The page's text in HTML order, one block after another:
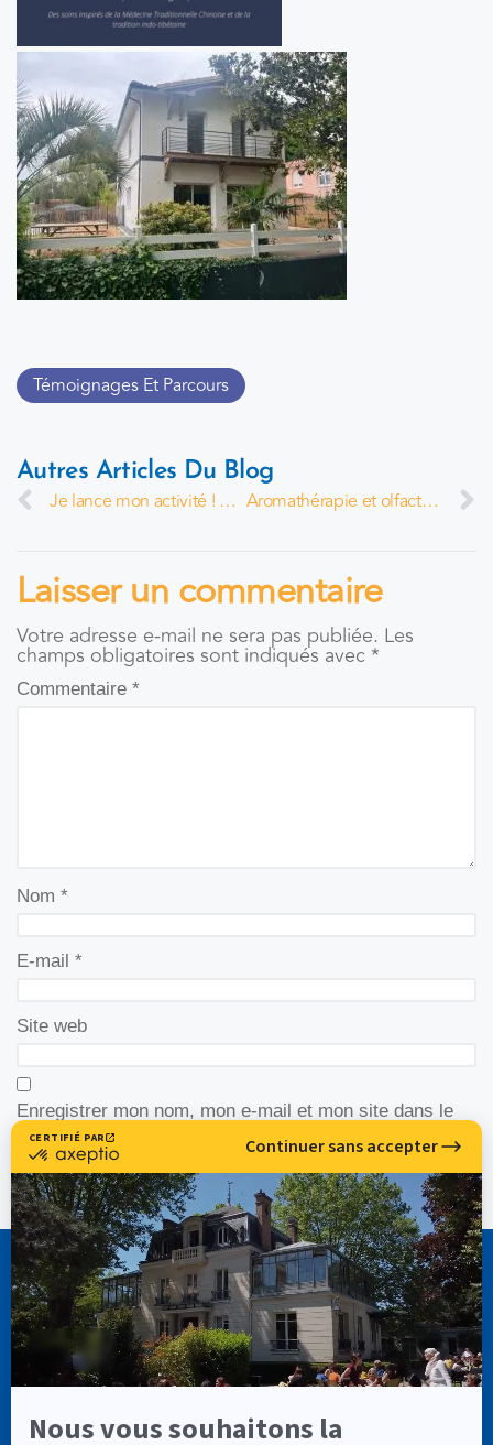
Témoignages Et Parcours
Autres Articles Du Blog
Je lance mon activité ! par Mathilde Melahi
Aromathérapie et olfactothérapie : quelles différences ?
Laisser un commentaire
Votre adresse e-mail ne sera pas publiée. Les
champs obligatoires sont indiqués avec *
Commentaire *
Nom *
E-mail *
Site web
Enregistrer mon nom, mon e-mail et mon site dans le
navigateur pour mon prochain commentaire.
CASSIOPÉE FORMATION
info@cassiopee-formation.com